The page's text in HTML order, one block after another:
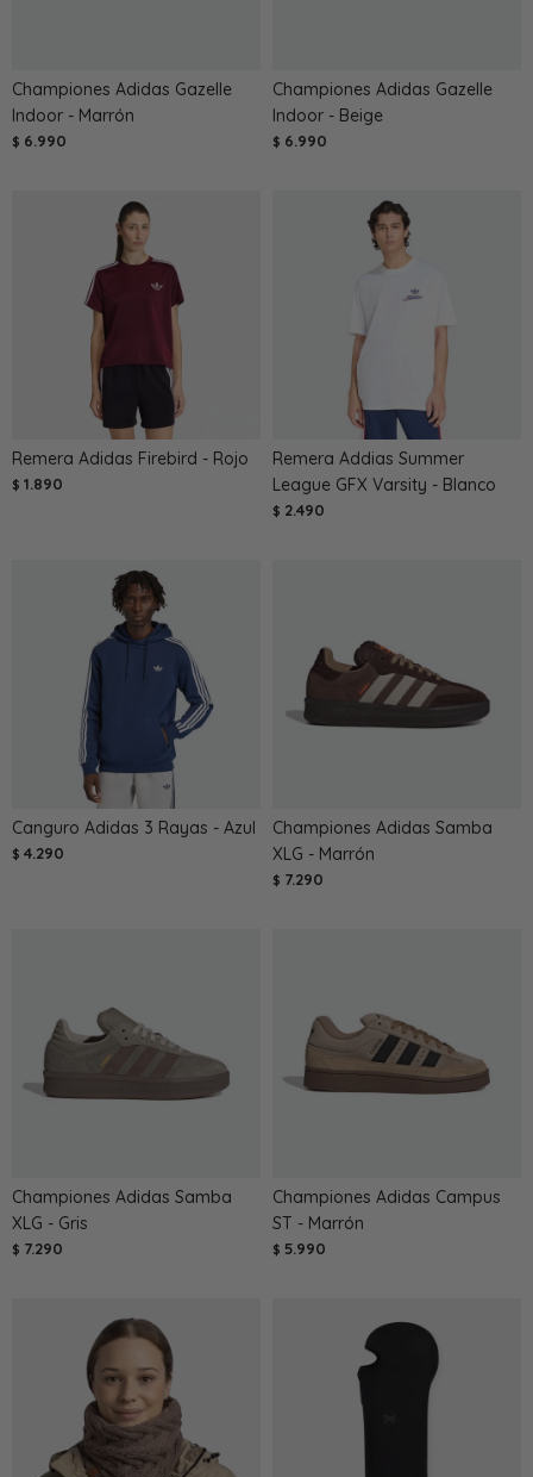
Championes Adidas Gazelle
Indoor - Marrón
$ 6.990
Championes Adidas Gazelle
Indoor - Beige
$ 6.990
Remera Adidas Firebird - Rojo
$ 1.890
Remera Addias Summer
League GFX Varsity - Blanco
$ 2.490
Canguro Adidas 3 Rayas - Azul
$ 4.290
Championes Adidas Samba
XLG - Marrón
$ 7.290
Championes Adidas Samba
XLG - Gris
$ 7.290
Championes Adidas Campus
ST - Marrón
$ 5.990